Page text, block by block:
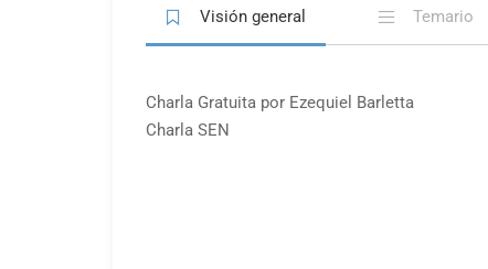
Visión general Temario
Charla Gratuita por Ezequiel Barletta
Charla SEN